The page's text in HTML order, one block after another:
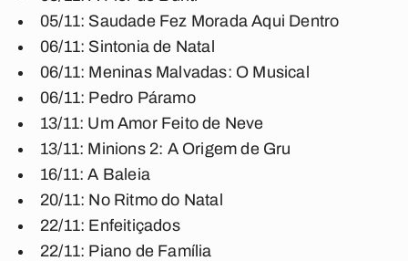
05/11: Saudade Fez Morada Aqui Dentro
06/11: Sintonia de Natal
06/11: Meninas Malvadas: O Musical
06/11: Pedro Páramo
13/11: Um Amor Feito de Neve
13/11: Minions 2: A Origem de Gru
16/11: A Baleia
20/11: No Ritmo do Natal
22/11: Enfeitiçados
22/11: Piano de Família